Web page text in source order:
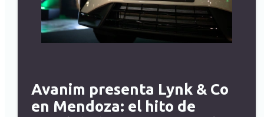
Avanim presenta Lynk & Co
en Mendoza: el hito de